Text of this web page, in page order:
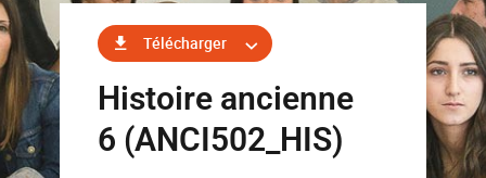
Télécharger
Histoire ancienne
6 (ANCI502_HIS)